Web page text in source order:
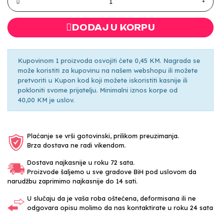
DODAJ U KORPU
Kupovinom 1 proizvoda osvojiti ćete 0,45 KM. Nagrada se
može koristiti za kupovinu na našem webshopu ili možete
pretvoriti u Kupon kod koji možete iskoristiti kasnije ili
pokloniti svome prijatelju. Minimalni iznos korpe od
40,00 KM je uslov.
Plaćanje se vrši gotovinski, prilikom preuzimanja.
Brza dostava ne radi vikendom.
Dostava najkasnije u roku 72 sata.
Proizvode šaljemo u sve gradove BiH pod uslovom da
narudžbu zaprimimo najkasnije do 14 sati.
U slučaju da je vaša roba oštećena, deformisana ili ne
odgovara opisu molimo da nas kontaktirate u roku 24 sata